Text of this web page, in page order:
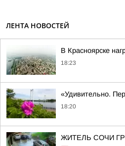
ЛЕНТА НОВОСТЕЙ
В Красноярске
18:23
«Удивительно.
18:20
ЖИТЕЛЬ СОЧИ